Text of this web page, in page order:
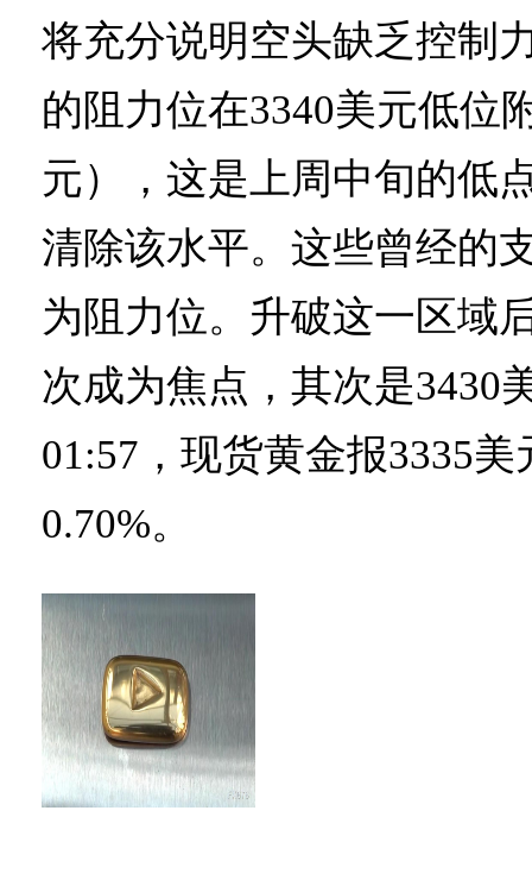
将充分说明空头缺乏控制
的阻力位在3340美元低位
元），这是上周中旬的低
清除该水平。这些曾经的
为阻力位。升破这一区域
次成为焦点，其次是3430
01:57，现货黄金报3335
0.70%。